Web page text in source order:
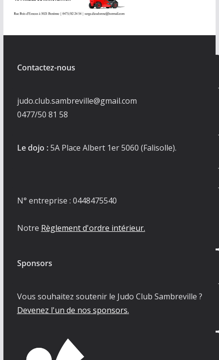
Contactez-nous
judo.club.sambreville@gmail.com
0477/50 81 58
Le dojo :5A Place Albert 1er 5060 (Falisolle).
N° entreprise : 0448475540
Notre Règlement d'ordre intérieur.
Sponsors
Vous souhaitez soutenir le Judo Club Sambreville ?
Devenez l'un de nos sponsors.